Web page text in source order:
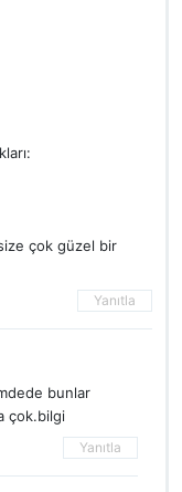
çok güzel bir
Yanıtla
bunlar
çok.bilgi
Yanıtla